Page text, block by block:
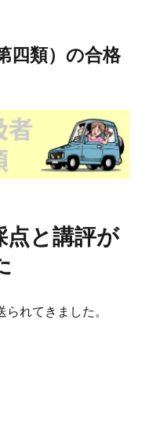
四類）の合格
点と講評が
れてきました。